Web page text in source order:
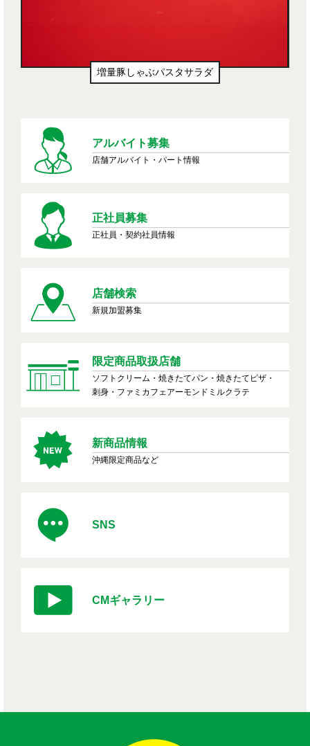
増量豚しゃぶパスタサラダ
アルバイト募集
店舗アルバイト・パート情報
正社員募集
正社員・契約社員情報
店舗検索
新規加盟募集
限定商品取扱店舗
ソフトクリーム・焼きたてパン・焼きたてピザ・
刺身・ファミカフェアーモンドミルクラテ
新商品情報
沖縄限定商品など
SNS
CMギャラリー